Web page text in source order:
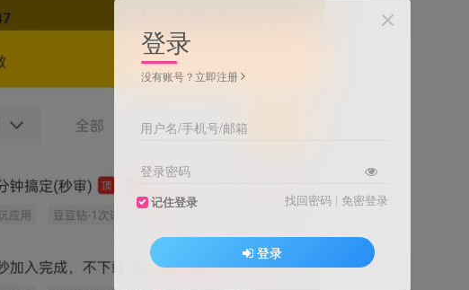
登录
没有账号？立即注册
用户名/手机号/邮箱
登录密码
记住登录 找回密码 | 免密登录
登录